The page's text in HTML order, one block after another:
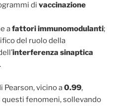
di vaccinazione
afattori immunomodulanti;
del ruolo della
interferenza sinaptica
Pearson, vicino a0.99,
fenomeni, sollevando